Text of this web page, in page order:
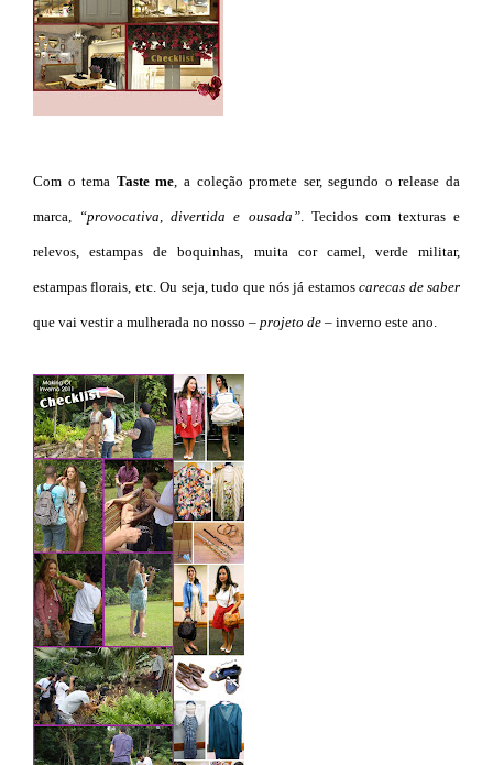
Com o tema Taste me , a coleção promete ser, segundo o release da
marca, “provocativa, divertida e ousada”. Tecidos com texturas e
relevos, estampas de boquinhas, muita cor camel, verde militar,
estampas florais, etc. Ou seja, tudo que nós já estamoscarecas de saber
que vai vestir a mulherada no nosso – projeto de – inverno este ano.